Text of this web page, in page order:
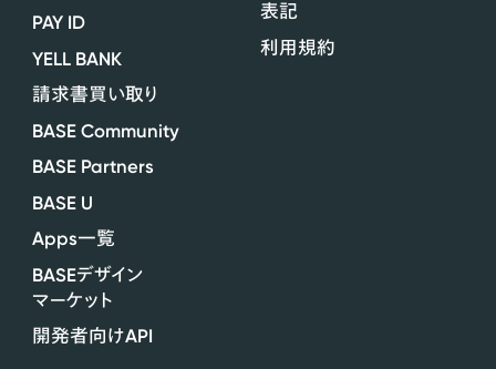
PAY ID
YELL BANK
請求書買い取り
BASE Community
BASE Partners
BASE U
Apps一覧
BASEデザイン
マーケット
開発者向けAPI
表記
利用規約